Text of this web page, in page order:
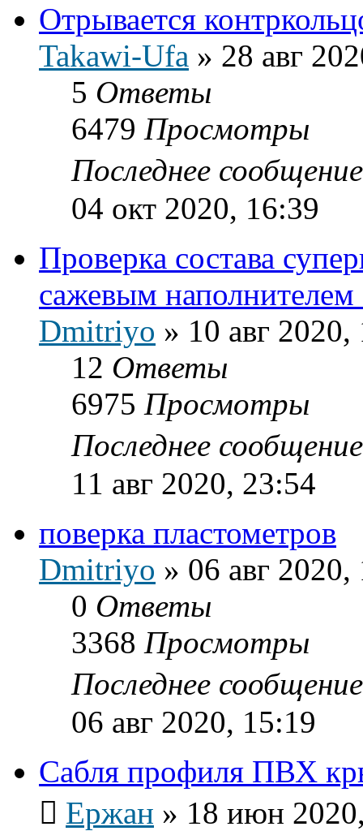
Отрывается
Takawi-Ufa » 28 авг
5 Ответы
6479 Просмотры
Последнее
04 окт 2020, 16:39
Проверка состава
сажевым
Dmitriyo » 10 авг 2020,
12 Ответы
6975 Просмотры
Последнее
11 авг 2020, 23:54
поверка пластометров
Dmitriyo » 06 авг 2020,
0 Ответы
3368 Просмотры
Последнее
06 авг 2020, 15:19
Сабля профиля ПВХ
Ержан » 18 июн